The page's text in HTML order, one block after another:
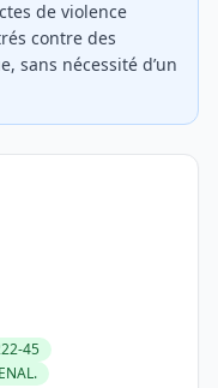
de violence
contre des
sans nécessité d’un
45